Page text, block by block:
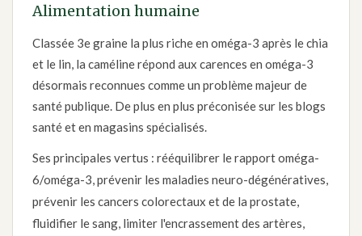
Alimentation humaine
Classée 3e graine la plus riche en oméga-3 après le chia
et le lin, la caméline répond aux carences en oméga-3
désormais reconnues comme un problème majeur de
santé publique. De plus en plus préconisée sur les blogs
santé et en magasins spécialisés.
Ses principales vertus : rééquilibrer le rapport oméga-
6/oméga-3, prévenir les maladies neuro-dégénératives,
prévenir les cancers colorectaux et de la prostate,
fluidifier le sang, limiter l'encrassement des artères,